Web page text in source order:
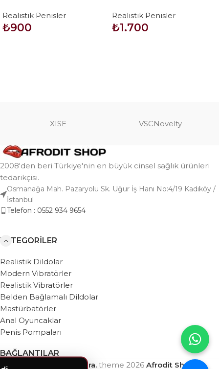
Realistik Penisler
₺900
Dildo Mastürbatör
Realistik Penisler
₺1.700
XISE VSCNovelty
2008'den beri Türkiye'nin en büyük cinsel sağlık ürünleri
tedarikçisi.
Osmanağa Mah. Pazaryolu Sk. Uğur İş Hanı No:4/19 Kadıköy /
İstanbul
Telefon : 0552 934 9654
KATEGORILER
Realistik Dildolar
Modern Vibratörler
Realistik Vibratörler
Belden Bağlamalı Dildolar
Mastürbatörler
Anal Oyuncaklar
Penis Pompaları
BAĞLANTILAR
WebZera. theme 2026 Afrodit Shop